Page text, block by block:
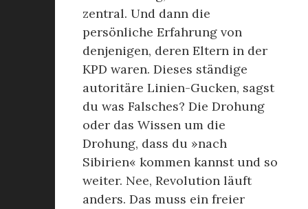
zentral. Und dann die
persönliche Erfahrung von
denjenigen, deren Eltern in der
KPD waren. Dieses ständige
autoritäre Linien-Gucken, sagst
du was Falsches? Die Drohung
oder das Wissen um die
Drohung, dass du »nach
Sibirien« kommen kannst und so
weiter. Nee, Revolution läuft
anders. Das muss ein freier